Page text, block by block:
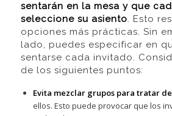
sentarán en la mesa y que
seleccione su asiento. Esto
opciones más prácticas. Sin
lado, puedes especificar en
sentarse cada invitado.
de los siguientes puntos:
Evita mezclar grupos para tratar
ellos. Esto puede provocar que los